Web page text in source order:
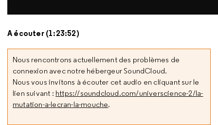
A écouter (1:23:52)
Nous rencontrons actuellement des problèmes de
connexion avec notre hébergeur SoundCloud.
Nous vous invitons à écouter cet audio en cliquant sur le
lien suivant : https://soundcloud.com/universcience-2/la-
mutation-a-lecran-la-mouche.